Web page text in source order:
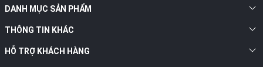
DANH MỤC SẢN PHẨM
THÔNG TIN KHÁC
HỖ TRỢ KHÁCH HÀNG